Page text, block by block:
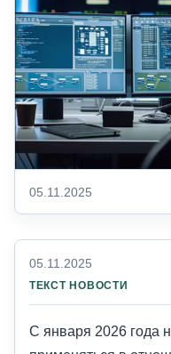
05.11.2025
05.11.2025
ТЕКСТ НОВОСТИ
С января 2026 года